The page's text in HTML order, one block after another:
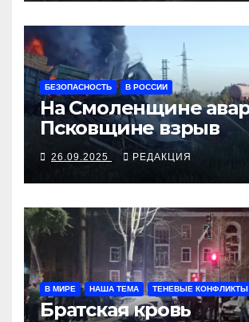
БЕЗОПАСНОСТЬ В РОССИИ
На Смоленщине
Псковщине взрыв
26.09.2025 РЕДАКЦИЯ
В МИРЕ НАША ТЕМА ТЕНЕВЫЕ КОНФЛИКТЫ
Братская кровь